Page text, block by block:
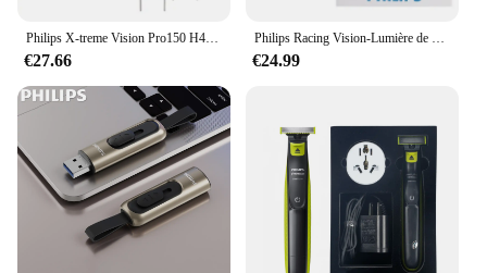
Philips X-treme Vision Pro150 H4 H7 H11 12V, Lampe Halogène de Voiture + 150% Lampes Blanches Brillantes, Ampoules d'Origine 2X
€27.66
Philips Racing Vision-Lumière de sauna halogène de voiture, lampes automatiques d'origine, feux de route et de illeur, GT200, H4, H7, 12V + 200%, ECE, 2 pièces
€24.99